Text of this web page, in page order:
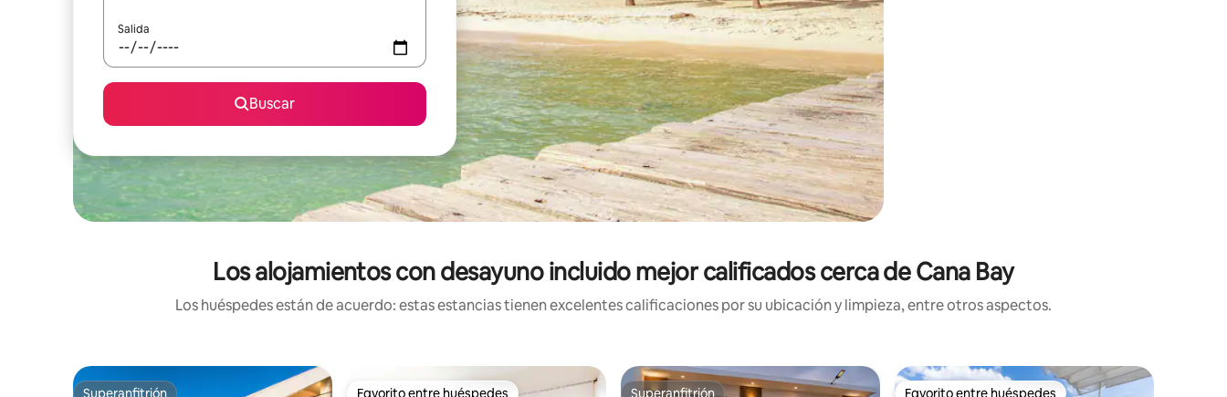
Salida
Buscar
Los alojamientos con desayuno incluido mejor calificados cerca de Cana Bay
Los huéspedes están de acuerdo: estas estancias tienen excelentes calificaciones por su ubicación y limpieza, entre otros aspectos.
Superanfitrión Favorito entre huéspedes Superanfitrión Favorito entre huéspedes